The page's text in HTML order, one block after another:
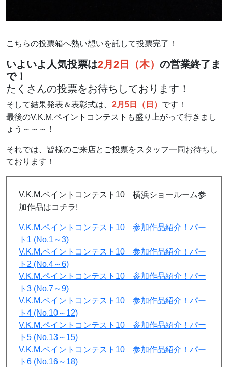
こちらの投票箱へ熱い想いを託して投票完了！
いよいよ人気投票は2月2日（木） の営業終了ま
で！
たくさんの投票をお待ちしております！
そして結果発表＆表彰式は、 2月5日（日） です！
最後のV.K.M.ペイントコンテストも盛り上がって行きまし
ょう～～～！
それでは、皆様のご来店とご投票をスタッフ一同お待ちし
ております！
V.K.M.ペイントコンテスト10 横浜ショールーム参
加作品はコチラ!
V.K.M.ペイントコンテスト10 参加作品紹介！パー
ト1 (No.1～3)
V.K.M.ペイントコンテスト10 参加作品紹介！パー
ト2 (No.4～6)
V.K.M.ペイントコンテスト10 参加作品紹介！パー
ト3 (No.7～9)
V.K.M.ペイントコンテスト10 参加作品紹介！パー
ト4 (No.10～12)
V.K.M.ペイントコンテスト10 参加作品紹介！パー
ト5 (No.13～15)
V.K.M.ペイントコンテスト10 参加作品紹介！パー
ト6 (No.16～18)